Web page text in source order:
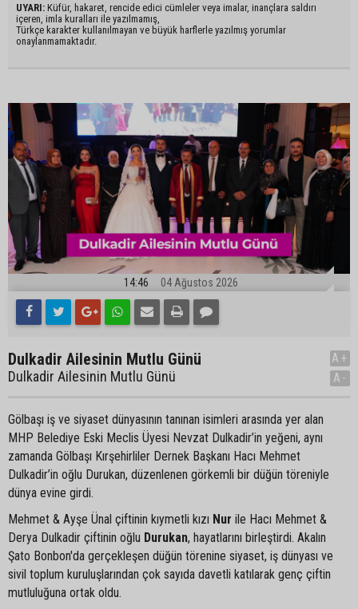
UYARI: Küfür, hakaret, rencide edici cümleler veya imalar, inançlara saldırı
içeren, imla kuralları ile yazılmamış,
Türkçe karakter kullanılmayan ve büyük harflerle yazılmış yorumlar
onaylanmamaktadır.
14:46 04 Ağustos 2026
Dulkadir Ailesinin Mutlu Günü
Dulkadir Ailesinin Mutlu Günü
A+
A-
Gölbaşı iş ve siyaset dünyasının tanınan isimleri arasında yer alan
MHP Belediye Eski Meclis Üyesi Nevzat Dulkadir’in yeğeni, aynı
zamanda Gölbaşı Kırşehirliler Dernek Başkanı Hacı Mehmet
Dulkadir’in oğlu Durukan, düzenlenen görkemli bir düğün töreniyle
dünya evine girdi.
Mehmet & Ayşe Ünal çiftinin kıymetli kızı Nur ile Hacı Mehmet &
Derya Dulkadir çiftinin oğlu Durukan, hayatlarını birleştirdi. Akalın
Şato Bonbon'da gerçekleşen düğün törenine siyaset, iş dünyası ve
sivil toplum kuruluşlarından çok sayıda davetli katılarak genç çiftin
mutluluğuna ortak oldu.